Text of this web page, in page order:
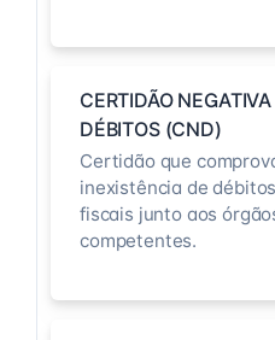
CERTIDÃO
DÉBITOS (CND)
Certidão que
inexistência de débitos
fiscais junto aos
competentes.